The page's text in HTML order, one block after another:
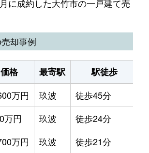
に成約した大竹市の一戸建て売
却事例
価格 最寄駅 駅徒歩
万円 玖波 徒歩45分
万円 玖波 徒歩24分
万円 玖波 徒歩21分